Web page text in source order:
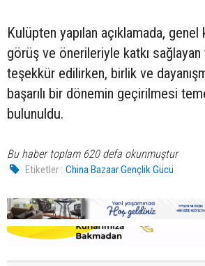
Kulüpten yapılan açıklamada, genel
görüş ve önerileriyle katkı
teşekkür edilirken, birlik ve
başarılı bir dönemin geçirilmesi
bulunuldu.
Bu haber toplam 620 defa okunmuştur
Etiketler : China Bazaar Gençlik Gücü